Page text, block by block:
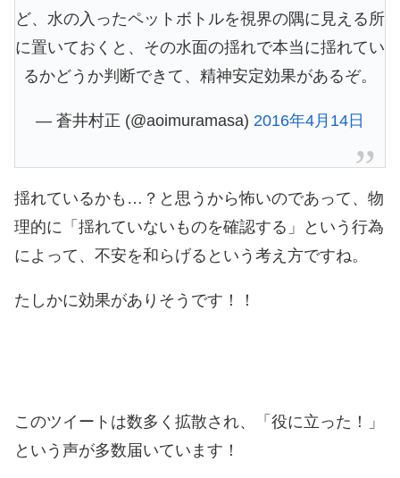
ど、水の入ったペットボトルを視界の隅に見える所
に置いておくと、その水面の揺れで本当に揺れてい
るかどうか判断できて、精神安定効果があるぞ。
— 蒼井村正 (@aoimuramasa) 2016年4月14日
揺れているかも…？と思うから怖いのであって、物
理的に「揺れていないものを確認する」という行為
によって、不安を和らげるという考え方ですね。
たしかに効果がありそうです！！
このツイートは数多く拡散され、「役に立った！」
という声が多数届いています！